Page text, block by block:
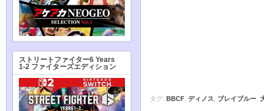
タグ: BBCF ディノス ブレイブルー
ストリートファイター6 Years
1-2 ファイターズエディション